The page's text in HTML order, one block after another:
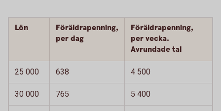
Lön
Föräldrapenning,
per dag
Föräldrapenning,
per vecka.
Avrundade tal
25 000 638 4 500
30 000 765 5 400